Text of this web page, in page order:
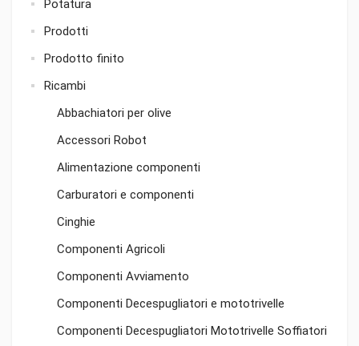
Potatura
Prodotti
Prodotto finito
Ricambi
Abbachiatori per olive
Accessori Robot
Alimentazione componenti
Carburatori e componenti
Cinghie
Componenti Agricoli
Componenti Avviamento
Componenti Decespugliatori e mototrivelle
Componenti Decespugliatori Mototrivelle Soffiatori